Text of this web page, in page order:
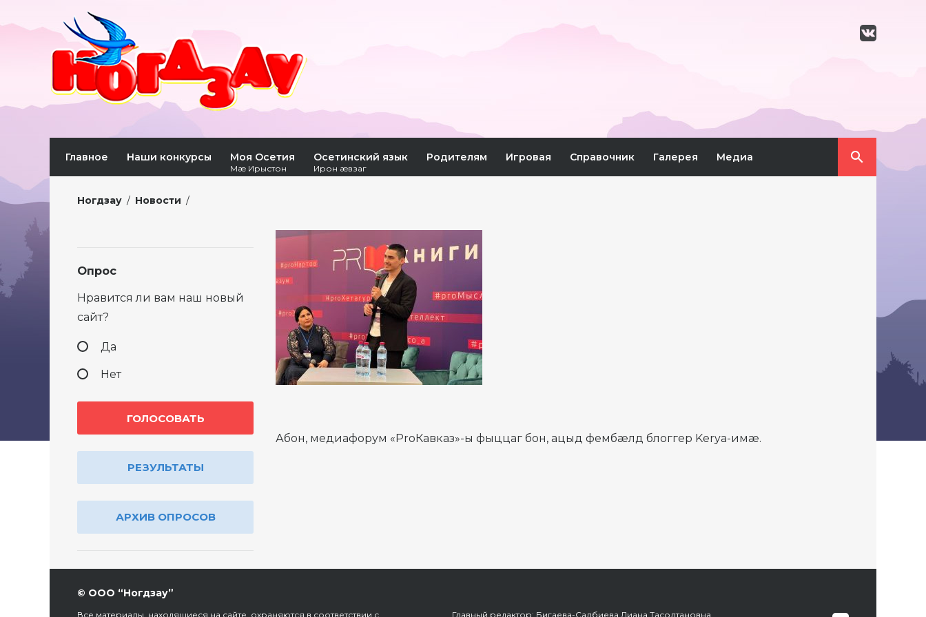
Главное Наши конкурсы Моя Осетия
Мæ Ирыстон
Осетинский язык
Ирон æвзаг
Родителям Игровая Справочник Галерея Медиа
Ногдзау / Новости /
Абон, медиафорум «ProКавказ»-ы фыццаг бон, ацыд фембæлд блоггер Kerya-имæ.
Опрос
Нравится ли вам наш новый
сайт?
Да
Нет
РЕЗУЛЬТАТЫ
АРХИВ ОПРОСОВ
© ООО “Ногдзау”
Все материалы, находящиеся на сайте, охраняются в соответствии с Главный редактор: Бигаева-Салбиева Диана Тасолтановна